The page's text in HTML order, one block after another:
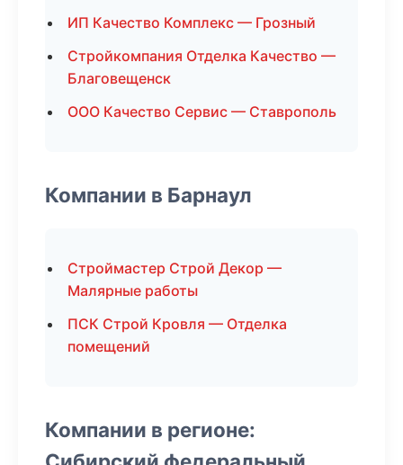
ИП Качество Комплекс — Грозный
Стройкомпания Отделка Качество —
Благовещенск
ООО Качество Сервис — Ставрополь
Компании в Барнаул
Строймастер Строй Декор —
Малярные работы
ПСК Строй Кровля — Отделка
помещений
Компании в регионе: